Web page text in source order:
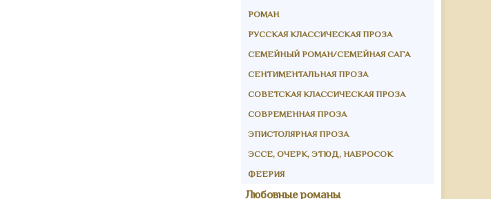
РОМАН
РУССКАЯ КЛАССИЧЕСКАЯ ПРОЗА
СЕМЕЙНЫЙ РОМАН/СЕМЕЙНАЯ САГА
СЕНТИМЕНТАЛЬНАЯ ПРОЗА
СОВЕТСКАЯ КЛАССИЧЕСКАЯ ПРОЗА
СОВРЕМЕННАЯ ПРОЗА
ЭПИСТОЛЯРНАЯ ПРОЗА
ЭССЕ, ОЧЕРК, ЭТЮД, НАБРОСОК
ФЕЕРИЯ
Любовные романы